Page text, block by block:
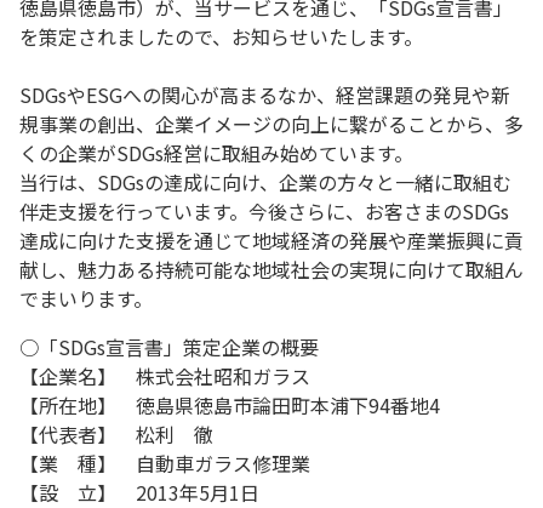
徳島県徳島市）が、当サービスを通じ、「SDGs宣言書」
を策定されましたので、お知らせいたします。
SDGsやESGへの関心が高まるなか、経営課題の発見や新
規事業の創出、企業イメージの向上に繋がることから、多
くの企業がSDGs経営に取組み始めています。
当行は、SDGsの達成に向け、企業の方々と一緒に取組む
伴走支援を行っています。今後さらに、お客さまのSDGs
達成に向けた支援を通じて地域経済の発展や産業振興に貢
献し、魅力ある持続可能な地域社会の実現に向けて取組ん
でまいります。
○「SDGs宣言書」策定企業の概要
【企業名】 株式会社昭和ガラス
【所在地】 徳島県徳島市論田町本浦下94番地4
【代表者】 松利 徹
【業 種】 自動車ガラス修理業
【設 立】 2013年5月1日